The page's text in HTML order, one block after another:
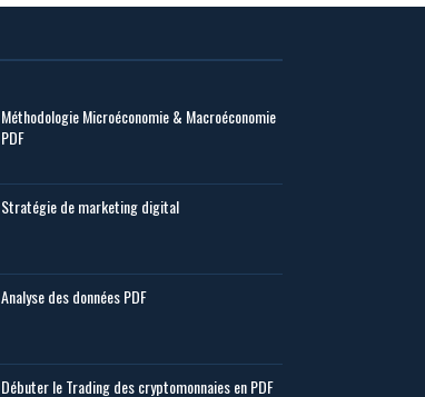
Méthodologie Microéconomie & Macroéconomie
PDF
Stratégie de marketing digital
Analyse des données PDF
Débuter le Trading des cryptomonnaies en PDF